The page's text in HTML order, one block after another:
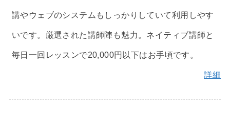
講やウェブのシステムもしっかりしていて利用しやす
いです。厳選された講師陣も魅力。ネイティブ講師と
毎日一回レッスンで20,000円以下はお手頃です。
詳細